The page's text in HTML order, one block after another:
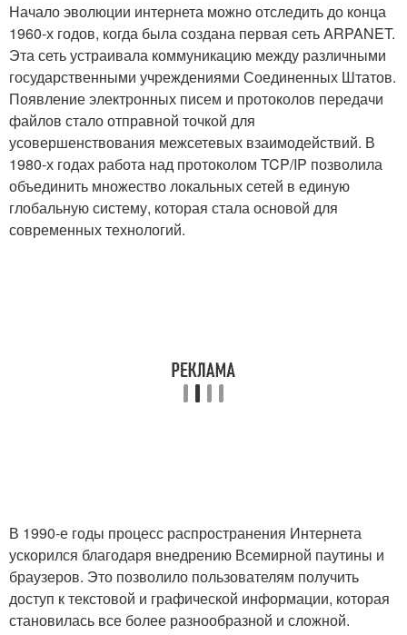
Начало эволюции интернета можно отследить до конца
1960-х годов, когда была создана первая сеть ARPANET.
Эта сеть устраивала коммуникацию между различными
государственными учреждениями Соединенных Штатов.
Появление электронных писем и протоколов передачи
файлов стало отправной точкой для
усовершенствования межсетевых взаимодействий. В
1980-х годах работа над протоколом TCP/IP позволила
объединить множество локальных сетей в единую
глобальную систему, которая стала основой для
современных технологий.
В 1990-е годы процесс распространения Интернета
ускорился благодаря внедрению Всемирной паутины и
браузеров. Это позволило пользователям получить
доступ к текстовой и графической информации, которая
становилась все более разнообразной и сложной.